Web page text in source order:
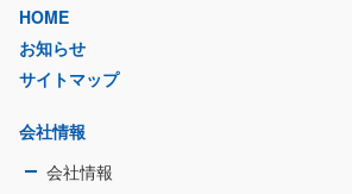
HOME
お知らせ
サイトマップ
会社情報
会社情報